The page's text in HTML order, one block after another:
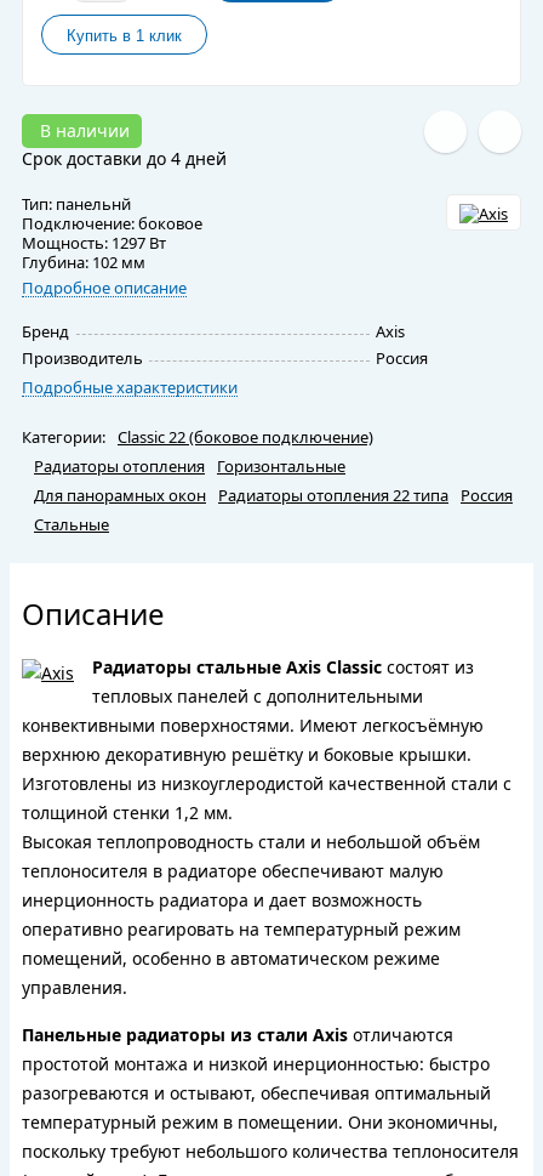
В наличии
Срок доставки до 4 дней
Тип: панельнй
Подключение: боковое
Мощность: 1297 Вт
Глубина: 102 мм
Подробное описание
Бренд
Axis
Производитель
Россия
Подробные характеристики
Категории: Classic 22 (боковое подключение)
Радиаторы отопления
Горизонтальные
Для панорамных окон
Радиаторы отопления 22 типа
Россия
Стальные
Описание
Радиаторы стальные Axis Classic состоят из
тепловых панелей с дополнительными
конвективными поверхностями. Имеют легкосъёмную
верхнюю декоративную решётку и боковые крышки.
Изготовлены из низкоуглеродистой качественной стали с
толщиной стенки 1,2 мм.
Высокая теплопроводность стали и небольшой объём
теплоносителя в радиаторе обеспечивают малую
инерционность радиатора и дает возможность
оперативно реагировать на температурный режим
помещений, особенно в автоматическом режиме
управления.
Панельные радиаторы из стали Axis отличаются
простотой монтажа и низкой инерционностью: быстро
разогреваются и остывают, обеспечивая оптимальный
температурный режим в помещении. Они экономичны,
поскольку требуют небольшого количества теплоносителя